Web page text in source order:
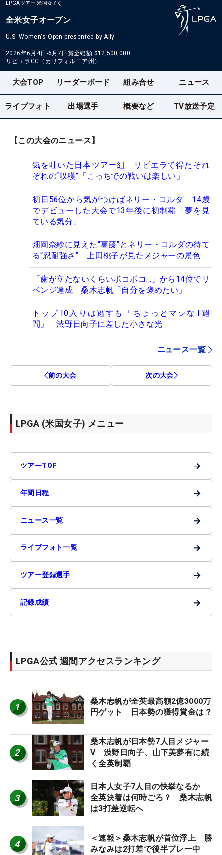
LPGAツアー 米国女子
全米女子オープン
U.S. Women's Open presented by Ally
2026年6月4日-6月7日 賞金総額 $12,500,000
リビエラCC（カリフォルニア州）
大会TOP リーダーボード 組み合せ ニュース
ライブフォト 出場選手 概要など TV放送予定
【この大会のニュース】
気を吐いた日本ツアー組 リビエラで得たそれ
ぞれの“収穫”「こっちでの戦いは楽しい」
初日56位から気がつけばネリー・コルダ 14歳
でデビューした大会で13年後に初制覇「夢を見
ている気分」
畑岡奈紗に見えた“葛藤”とネリー・コルダの待て
る“忍耐強さ” 上田桃子が見たメジャーの景色
「歯が立たないくらいボコボコ…」から14位でリ
ベンジ達成 桑木志帆「自分を褒めたい」
トップ10入りは逃すも「ちょっとマシな1週
間」 渋野日向子に差した小さな光
ニュース一覧
前の大会 次の大会
LPGA (米国女子) メニュー
ツアーTOP →
年間日程 →
ニュース一覧 →
ライブフォト一覧 →
ツアー登録選手 →
記録成績 →
LPGA公式 週間アクセスランキング
1
桑木志帆が全英最高額2億3000万
円ゲット 日本勢の獲得賞金は？
2
桑木志帆が日本勢7人目メジャー
V 渋野日向子、山下美夢有に続
く全英制覇
3
日本人女子7人目の快挙なるか
全英決着は何時ごろ？ 桑木志帆
は3打差逆転へ
4
＜速報＞桑木志帆が首位浮上 勝
みなみは2打差で後半プレー中